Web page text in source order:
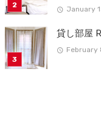
January
貸し部屋
February